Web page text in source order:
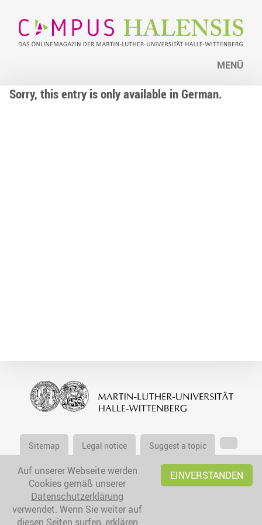
MENÜ
Sorry, this entry is only available in German.
Sitemap Legal notice Suggest a topic
Auf unserer Webseite werden
Cookies gemäß unserer
Datenschutzerklärung
verwendet. Wenn Sie weiter auf
diesen Seiten surfen, erklären
EINVERSTANDEN